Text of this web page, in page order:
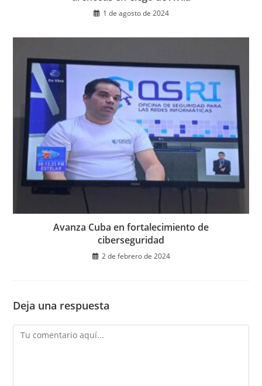
1 de agosto de 2024
Avanza Cuba en fortalecimiento de
ciberseguridad
2 de febrero de 2024
Deja una respuesta
Comentario